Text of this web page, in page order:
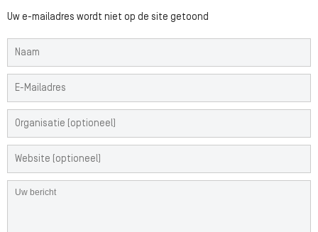
Uw e-mailadres wordt niet op de site getoond